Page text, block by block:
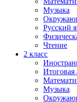
Музыка
Русский
Чтение
2 класс
Музыка